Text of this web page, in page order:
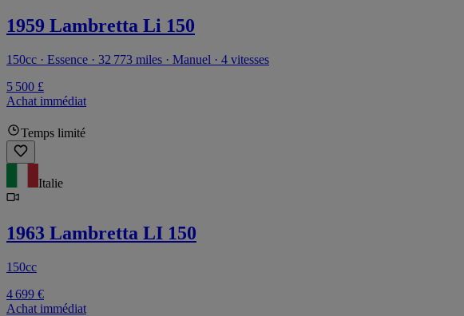
1959 Lambretta Li 150
150cc · Essence · 32 773 miles · Manuel · 4 vitesses
5 500 £
Achat immédiat
Temps limité
Italie
1963 Lambretta LI 150
150cc
4 699 €
Achat immédiat